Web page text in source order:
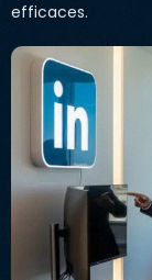
efficaces.